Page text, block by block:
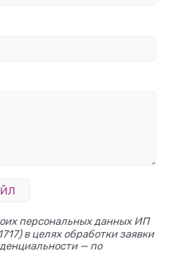
персональных данных ИП
в целях обработки заявки
— по